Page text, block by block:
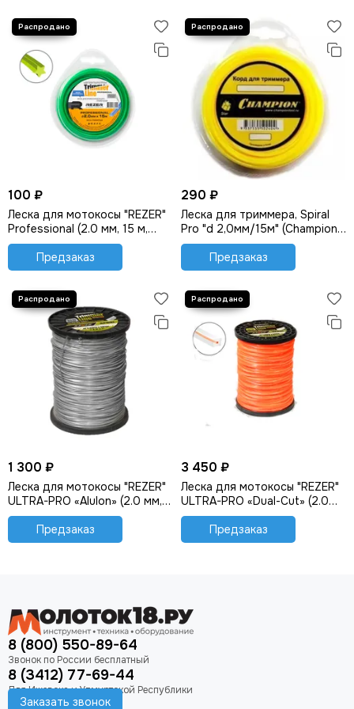
100 ₽
Леска для мотокосы "REZER"
Professional (2.0 мм, 15 м,
звезда)
Предзаказ
290 ₽
Леска для триммера, Spiral
Pro "d 2,0мм/15м" (Champion)
C5049
Предзаказ
1 300 ₽
Леска для мотокосы "REZER"
ULTRA-PRO «Alulon» (2.0 мм,
128 м, квадрат)
Предзаказ
3 450 ₽
Леска для мотокосы "REZER"
ULTRA-PRO «Dual-Cut» (2.0
мм, 540 м, квадрат)
Предзаказ
8 (800) 550-89-64
8 (3412) 77-69-44
Заказать звонок